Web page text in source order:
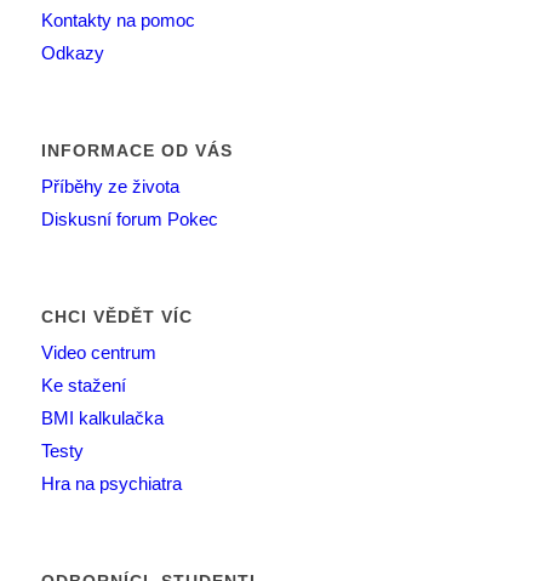
Kontakty na pomoc
Odkazy
INFORMACE OD VÁS
Příběhy ze života
Diskusní forum Pokec
CHCI VĚDĚT VÍC
Video centrum
Ke stažení
BMI kalkulačka
Testy
Hra na psychiatra